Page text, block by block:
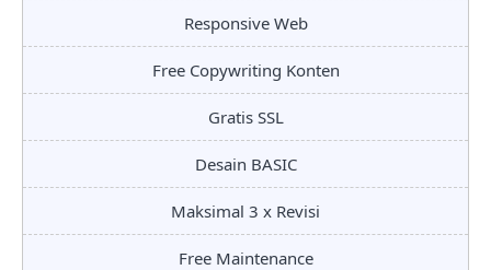
Responsive Web
Free Copywriting Konten
Gratis SSL
Desain BASIC
Maksimal 3 x Revisi
Free Maintenance